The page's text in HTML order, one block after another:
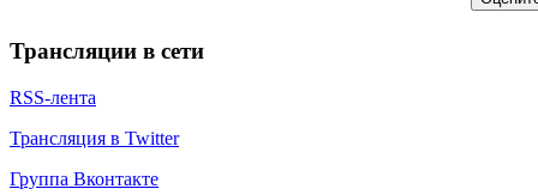
Трансляции в сети
RSS-лента
Трансляция в Twitter
Группа Вконтакте